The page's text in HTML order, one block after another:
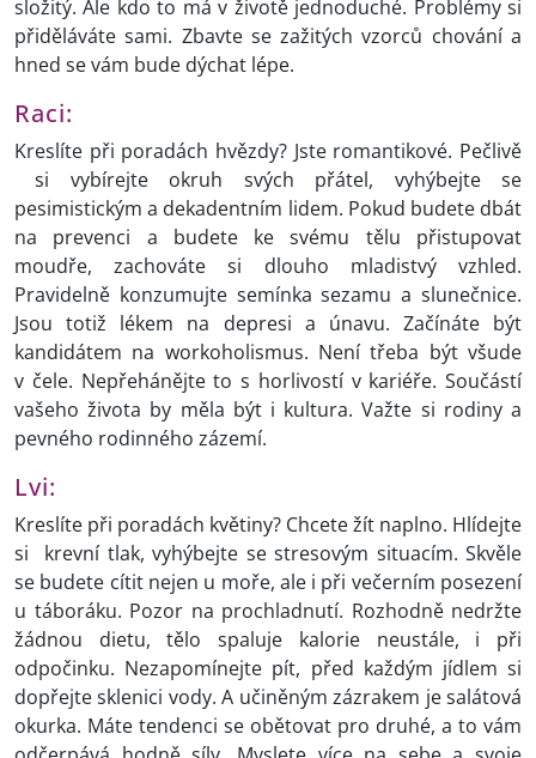
složitý. Ale kdo to má v životě jednoduché. Problémy si
přiděláváte sami. Zbavte se zažitých vzorců chování a
hned se vám bude dýchat lépe.
Raci:
Kreslíte při poradách hvězdy? Jste romantikové. Pečlivě
si vybírejte okruh svých přátel, vyhýbejte se
pesimistickým a dekadentním lidem. Pokud budete dbát
na prevenci a budete ke svému tělu přistupovat
moudře, zachováte si dlouho mladistvý vzhled.
Pravidelně konzumujte semínka sezamu a slunečnice.
Jsou totiž lékem na depresi a únavu. Začínáte být
kandidátem na workoholismus. Není třeba být všude
v čele. Nepřehánějte to s horlivostí v kariéře. Součástí
vašeho života by měla být i kultura. Važte si rodiny a
pevného rodinného zázemí.
Lvi:
Kreslíte při poradách květiny? Chcete žít naplno. Hlídejte
si krevní tlak, vyhýbejte se stresovým situacím. Skvěle
se budete cítit nejen u moře, ale i při večerním posezení
u táboráku. Pozor na prochladnutí. Rozhodně nedržte
žádnou dietu, tělo spaluje kalorie neustále, i při
odpočinku. Nezapomínejte pít, před každým jídlem si
dopřejte sklenici vody. A učiněným zázrakem je salátová
okurka. Máte tendenci se obětovat pro druhé, a to vám